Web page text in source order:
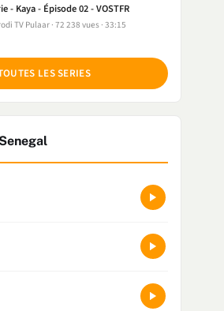
- Kaya - Épisode 02 - VOSTFR
TV Pulaar 72 238 vues 33:15
LES SERIES